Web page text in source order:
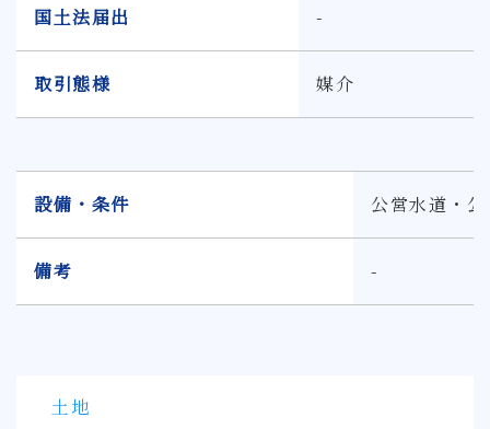
国土法届出 -
取引態様 媒介
設備・条件 公営水道・
備考 -
土地